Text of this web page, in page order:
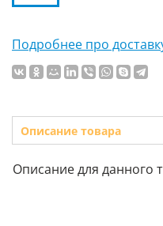
Подробнее про
Описание товара
Описание для данного